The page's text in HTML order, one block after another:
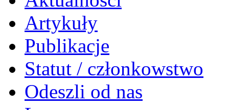
Artykuły
Publikacje
Statut / członkowstwo
Odeszli od nas